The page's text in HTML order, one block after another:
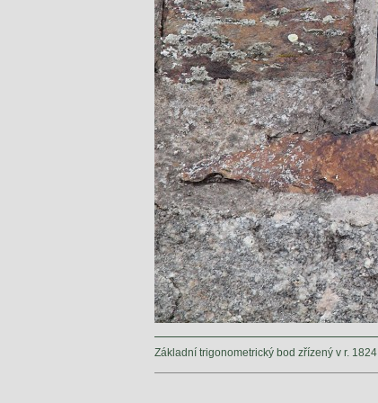
Základní trigonometrický bod zřízený v r. 1824